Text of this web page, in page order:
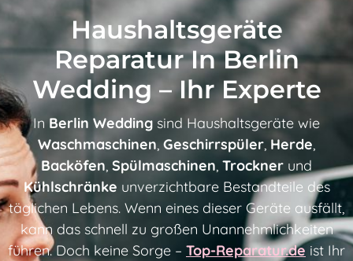
Haushaltsgeräte
Reparatur In Berlin
Wedding – Ihr Experte
In Berlin Weddingsind Haushaltsgeräte wie
Waschmaschinen, Geschirrspüler, Herde,
Backöfen, Spülmaschinen, Trockner und
Kühlschränke unverzichtbare Bestandteile des
täglichen Lebens. Wenn eines dieser Geräte ausfällt,
kann das schnell zu großen Unannehmlichkeiten
führen. Doch keine Sorge – Top-Reparatur.de ist Ihr